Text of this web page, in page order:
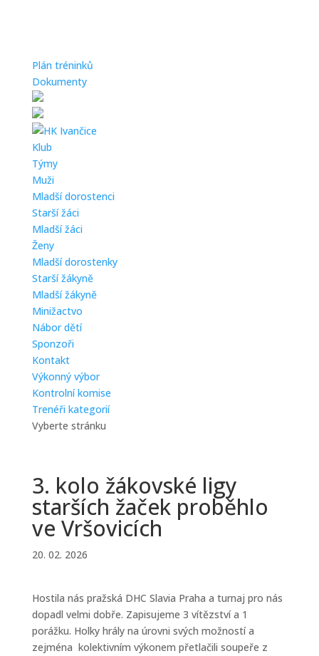
Plán tréninků
Dokumenty
Klub
Týmy
Muži
Mladší dorostenci
Starší žáci
Mladší žáci
Ženy
Mladší dorostenky
Starší žákyně
Mladší žákyně
Minižactvo
Nábor dětí
Sponzoři
Kontakt
Výkonný výbor
Kontrolní komise
Trenéři kategorií
Vyberte stránku
3. kolo žákovské ligy
starších žaček proběhlo
ve Vršovicích
20. 02. 2026
Hostila nás pražská DHC Slavia Praha a turnaj pro nás
dopadl velmi dobře. Zapisujeme 3 vítězství a 1
porážku. Holky hrály na úrovni svých možností a
zejména kolektivním výkonem přetlačili soupeře z